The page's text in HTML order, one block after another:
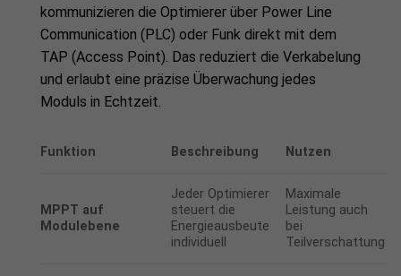
kommunizieren die Optimierer über Power Line
Communication (PLC) oder Funk direkt mit dem
TAP (Access Point). Das reduziert die Verkabelung
und erlaubt eine präzise Überwachung jedes
Moduls in Echtzeit.
Funktion Beschreibung Nutzen
MPPT auf
Modulebene
Jeder Optimierer
steuert die
Energieausbeute
individuell
Maximale
Leistung auch
bei
Teilverschattung